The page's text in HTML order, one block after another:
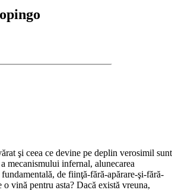
şi ceea ce devine pe deplin verosimil sunt
mecanismului infernal, alunecarea
de fiinţă-fără-apărare-şi-fără-
vină pentru asta? Dacă există vreuna,